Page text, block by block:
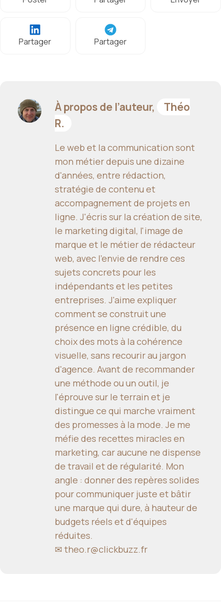
Partager Partager
À propos de l’auteur,
Théo
R.
Le web et la communication sont
mon métier depuis une dizaine
d'années, entre rédaction,
stratégie de contenu et
accompagnement de projets en
ligne. J'écris sur la création de site,
le marketing digital, l'image de
marque et le métier de rédacteur
web, avec l'envie de rendre ces
sujets concrets pour les
indépendants et les petites
entreprises. J'aime expliquer
comment se construit une
présence en ligne crédible, du
choix des mots à la cohérence
visuelle, sans recourir au jargon
d'agence. Avant de recommander
une méthode ou un outil, je
l'éprouve sur le terrain et je
distingue ce qui marche vraiment
des promesses à la mode. Je me
méfie des recettes miracles en
marketing, car aucune ne dispense
de travail et de régularité. Mon
angle : donner des repères solides
pour communiquer juste et bâtir
une marque qui dure, à hauteur de
budgets réels et d'équipes
réduites.
✉ theo.r@clickbuzz.fr